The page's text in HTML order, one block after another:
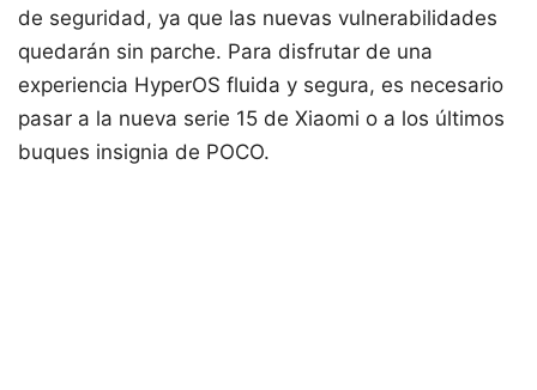
de seguridad, ya que las nuevas vulnerabilidades
quedarán sin parche. Para disfrutar de una
experiencia HyperOS fluida y segura, es necesario
pasar a la nueva serie 15 de Xiaomi o a los últimos
buques insignia de POCO.